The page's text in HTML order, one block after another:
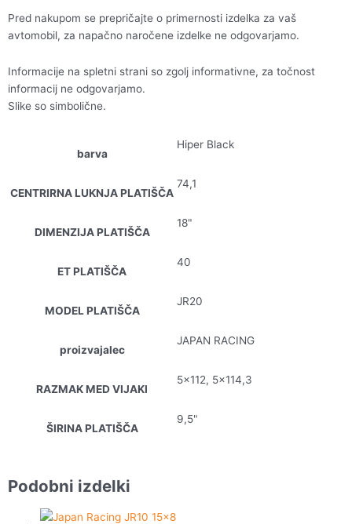
Pred nakupom se prepričajte o primernosti izdelka za vaš
avtomobil, za napačno naročene izdelke ne odgovarjamo.
Informacije na spletni strani so zgolj informativne, za točnost
informacij ne odgovarjamo.
Slike so simbolične.
barva
Hiper Black
CENTRIRNA LUKNJA PLATIŠČA
74,1
DIMENZIJA PLATIŠČA
18"
ET PLATIŠČA
40
MODEL PLATIŠČA
JR20
proizvajalec
JAPAN RACING
RAZMAK MED VIJAKI
5×112, 5×114,3
ŠIRINA PLATIŠČA
9,5"
Podobni izdelki